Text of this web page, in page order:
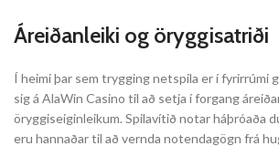
Áreiðanleiki og öryggisatriði
Í heimi þar sem trygging netspila er í fyrirrúmi
sig á AlaWin Casino til að setja í forgang
öryggiseiginleikum. Spilavítið notar háþróaða
eru hannaðar til að vernda notendagögn frá